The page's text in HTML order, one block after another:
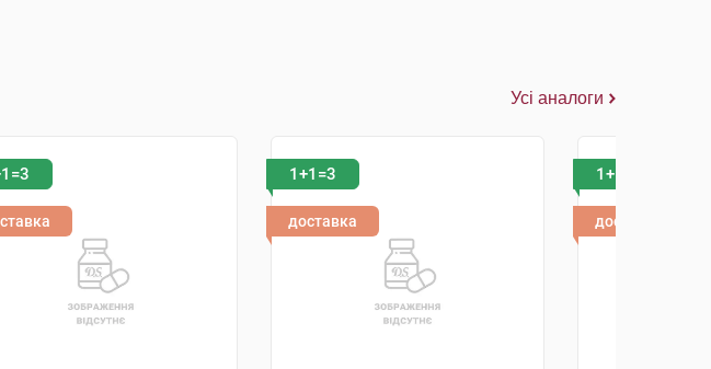
Усі аналоги
1+1=3
доставка
1+1=3
доставка